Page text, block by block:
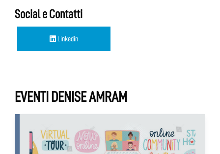
Social e Contatti
Linkedin
EVENTI DENISE AMRAM